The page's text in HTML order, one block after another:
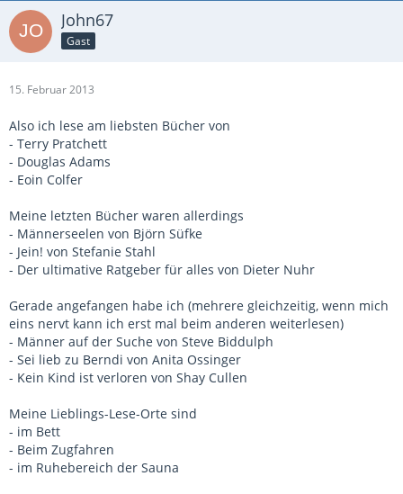
John67
Gast
15. Februar 2013
Also ich lese am liebsten Bücher von
- Terry Pratchett
- Douglas Adams
- Eoin Colfer
Meine letzten Bücher waren allerdings
- Männerseelen von Björn Süfke
- Jein! von Stefanie Stahl
- Der ultimative Ratgeber für alles von Dieter Nuhr
Gerade angefangen habe ich (mehrere gleichzeitig, wenn mich
eins nervt kann ich erst mal beim anderen weiterlesen)
- Männer auf der Suche von Steve Biddulph
- Sei lieb zu Berndi von Anita Ossinger
- Kein Kind ist verloren von Shay Cullen
Meine Lieblings-Lese-Orte sind
- im Bett
- Beim Zugfahren
- im Ruhebereich der Sauna